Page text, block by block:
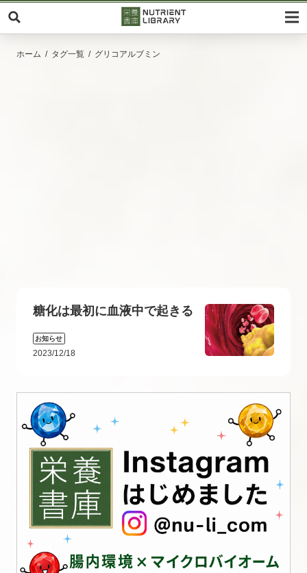
ホーム タグ一覧 グリコアルブミン
糖化は最初に血液中で起きる
お知らせ
2023/12/18